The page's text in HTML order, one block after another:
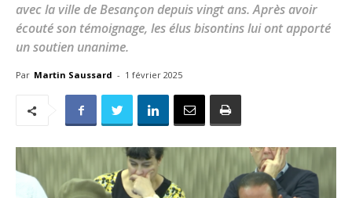
avec la ville de Besançon depuis vingt ans. Après avoir
écouté son témoignage, les élus bisontins lui ont apporté
un soutien unanime.
Par Martin Saussard - 1 février 2025